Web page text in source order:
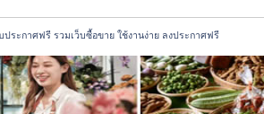
ประกาศฟรี รวมเว็บซื้อขาย ใช้งานง่าย ลงประกาศฟรี